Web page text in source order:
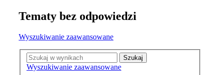
Tematy bez odpowiedzi
Wyszukiwanie zaawansowane
Szukaj
Wyszukiwanie zaawansowane